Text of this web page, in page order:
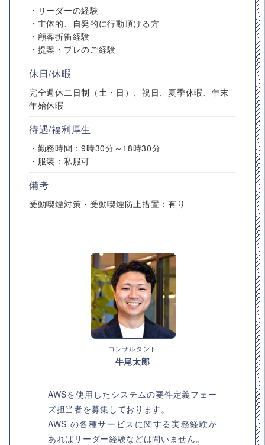
・リーダーの経験
・主体的、自発的に行動頂ける方
・顧客折衝経験
・提案・プレのご経験
休日/休暇
完全週休二日制（土・日）、祝日、夏季休暇、年末
年始休暇
待遇/福利厚生
・勤務時間：9時30分～18時30分
・服装：私服可
備考
受動喫煙対策・受動喫煙防止措置：有り
コンサルタント
牛尾太郎
AWSを使用したシステムの要件定義フェー
ズ担当者を募集しております。
AWS の各種サービスに関する実務経験が
あればリーダー経験などは問いません。